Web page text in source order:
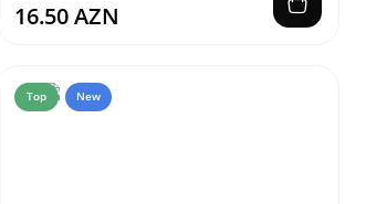
16.50 AZN
Top New